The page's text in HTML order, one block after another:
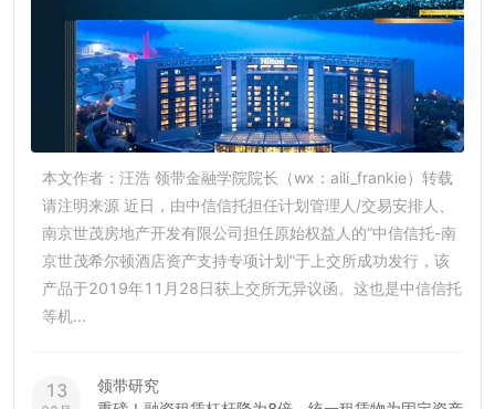
本文作者：汪浩 领带金融学院院长（wx：aili_frankie）转载
请注明来源 近日，由中信信托担任计划管理人/交易安排人、
南京世茂房地产开发有限公司担任原始权益人的“中信信托-南
京世茂希尔顿酒店资产支持专项计划”于上交所成功发行，该
产品于2019年11月28日获上交所无异议函。这也是中信信托
等机...
13
领带研究